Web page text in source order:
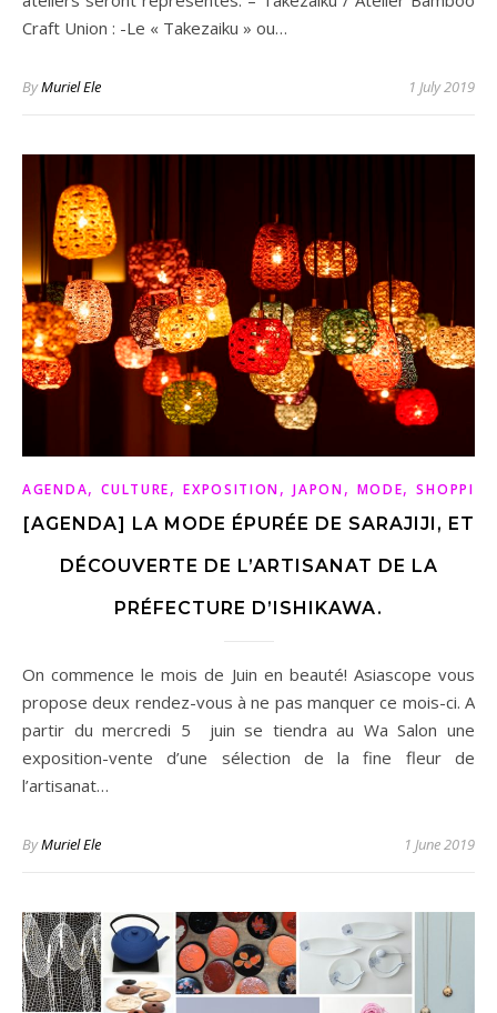
Craft Union : -Le « Takezaiku » ou…
ByMuriel Ele 1 July 2019
AGENDA,CULTURE,EXPOSITION,JAPON, MODE,
[AGENDA] LA MODE ÉPURÉE DE SARAJIJI, ET
DÉCOUVERTE DE L’ARTISANAT DE LA
PRÉFECTURE D’ISHIKAWA.
On commence le mois de Juin en beauté! Asiascope vous
propose deux rendez-vous à ne pas manquer ce mois-ci. A
partir du mercredi 5 juin se tiendra au Wa Salon une
exposition-vente d’une sélection de la fine fleur de
l’artisanat…
ByMuriel Ele 1 June 2019